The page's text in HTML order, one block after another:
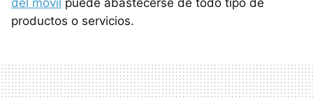
productos o servicios.